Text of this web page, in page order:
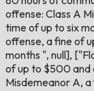
offense: Class A
time of up to six
offense, a fine of
months ", null],
of up to $500 and
Misdemeanor A,